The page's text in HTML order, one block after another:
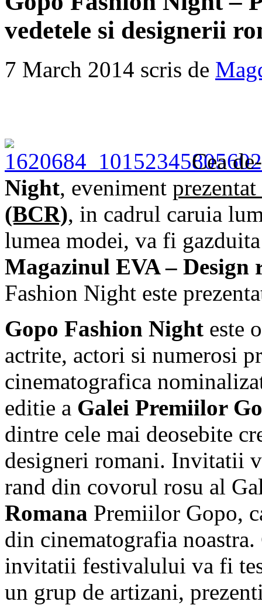
vedetele si designerii
7 March 2014 scris de
Cea
Night, eveniment
(BCR), in cadrul caruia
lumea modei, va fi
Magazinul EVA – Design
Fashion Night este
Gopo Fashion Night este
actrite, actori si numerosi
cinematografica
editie a Galei Premiilor
dintre cele mai deosebite
designeri romani. Invitatii
rand din covorul rosu al
Romana Premiilor Gopo,
din cinematografia
invitatii festivalului va fi
un grup de artizani,